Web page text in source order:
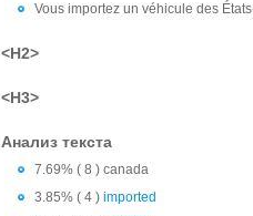
Vous importez un véhicule des
<H2>
<H3>
Анализ текста
7.69% ( 8 ) canada
3.85% ( 4 ) imported